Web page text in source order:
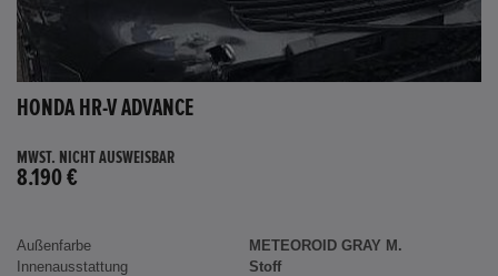
HONDA HR-V ADVANCE
MWST. NICHT AUSWEISBAR
8.190 €
Außenfarbe
METEOROID GRAY M.
Innenausstattung
Stoff